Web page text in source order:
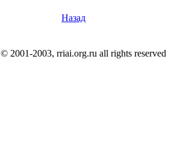
Назад
© 2001-2003, rriai.org.ru all rights reserved